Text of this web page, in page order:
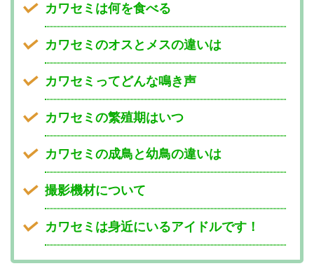
カワセミは何を食べる
カワセミのオスとメスの違いは
カワセミってどんな鳴き声
カワセミの繁殖期はいつ
カワセミの成鳥と幼鳥の違いは
撮影機材について
カワセミは身近にいるアイドルです！